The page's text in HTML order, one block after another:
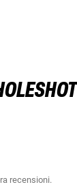
recensioni.